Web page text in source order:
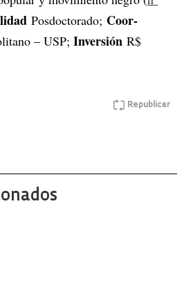
Posdoctorado; Co­or­
– USP; Inversión R$
Republicar